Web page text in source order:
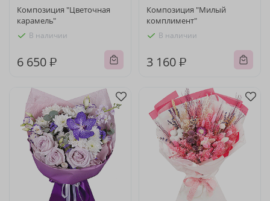
Композиция "Цветочная
карамель"
В наличии
6 650 ₽
Композиция "Милый
комплимент"
В наличии
3 160 ₽